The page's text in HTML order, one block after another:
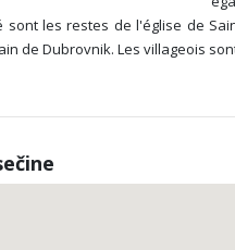
les restes de l'église de
de Dubrovnik. Les villageois